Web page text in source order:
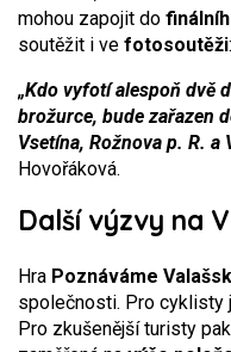
mohou zapojit do
soutěžit i ve fotosoutěži:
„Kdo vyfotí alespoň dvě
brožurce, bude zařazen
Vsetína, Rožnova p. R. a
Hovořáková.
Další výzvy na
Hra Poznáváme
společnosti. Pro cyklisty
Pro zkušenější turisty pak